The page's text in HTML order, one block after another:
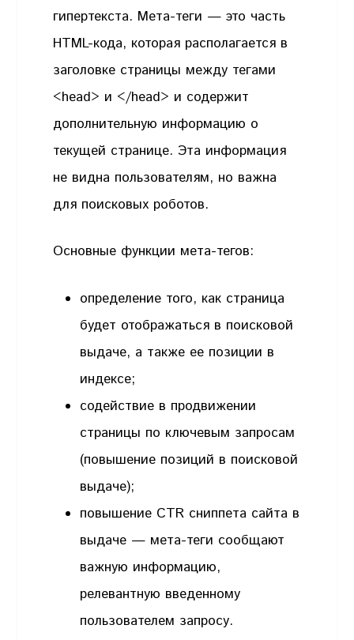
гипертекста. Мета-теги — это часть
HTML-кода, которая располагается в
заголовке страницы между тегами
<head> и </head> и содержит
дополнительную информацию о
текущей странице. Эта информация
не видна пользователям, но важна
для поисковых роботов.
Основные функции мета-тегов:
определение того, как страница
будет отображаться в поисковой
выдаче, а также ее позиции в
индексе;
содействие в продвижении
страницы по ключевым запросам
(повышение позиций в поисковой
выдаче);
повышение CTR сниппета сайта в
выдаче — мета-теги сообщают
важную информацию,
релевантную введенному
пользователем запросу.